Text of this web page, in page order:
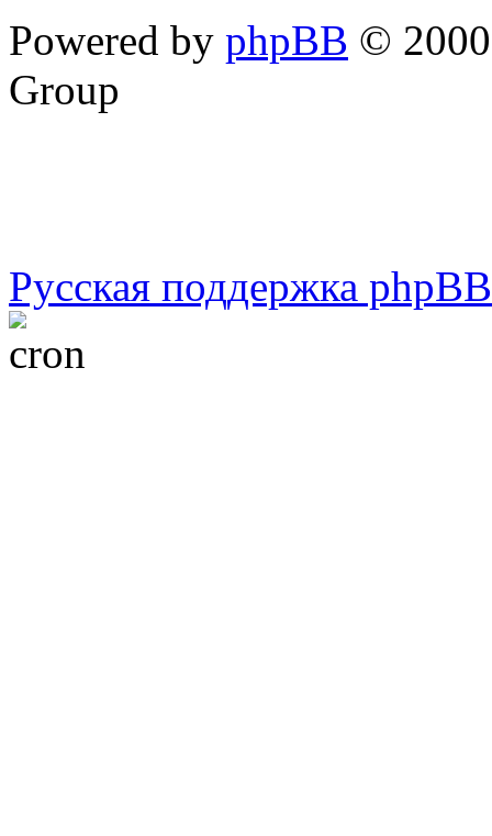
Powered by phpBB ©
Group
Русская поддержка phpBB